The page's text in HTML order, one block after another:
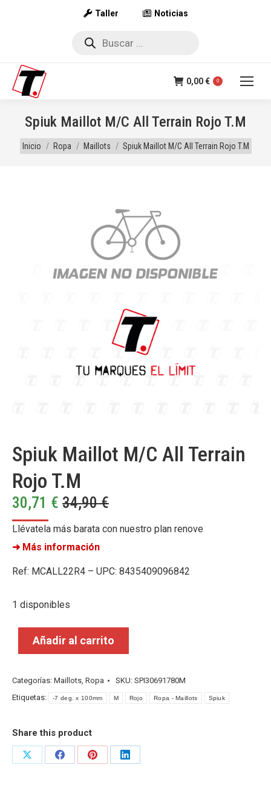
Taller Noticias
Búsqueda
0,00€ 0
Spiuk Maillot M/C All Terrain Rojo T.M
Estás aquí:
Inicio Ropa Maillots Spiuk Maillot M/C All Terrain Rojo T.M
Spiuk Maillot M/C All Terrain
Rojo T.M
30,71 € 34,90€
Llévatela más barata con nuestro plan renove
➜ Más información
Ref: MCALL22R4 – UPC: 8435409096842
1 disponibles
Añadir al carrito
Categorías: Maillots, Ropa SKU: SPI30691780M
Etiquetas:
-7 deg. x 100mm M Rojo Ropa - Maillots Spiuk
Share this product
Share
Share
Share
Share